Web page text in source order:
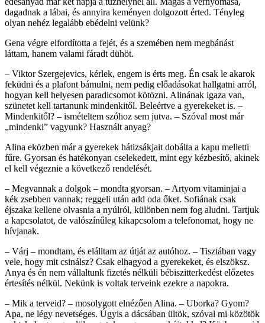
dagadnak a lábai, és annyira keményen dolgozott érted. Tényleg
olyan nehéz legalább ebédelni velünk?
Gena végre elfordította a fejét, és a szemében nem megbánást
láttam, hanem valami fáradt dühöt.
– Viktor Szergejevics, kérlek, engem is érts meg. Én csak le akarok
feküdni és a plafont bámulni, nem pedig előadásokat hallgatni arról,
hogyan kell helyesen paradicsomot kötözni. Alinának igaza van,
szünetet kell tartanunk mindenkitől. Beleértve a gyerekeket is. –
Mindenkitől? – ismételtem szóhoz sem jutva. – Szóval most már
„mindenki” vagyunk? Használt anyag?
Alina eközben már a gyerekek hátizsákjait dobálta a kapu melletti
fűre. Gyorsan és hatékonyan cselekedett, mint egy kézbesítő, akinek
el kell végeznie a következő rendelését.
– Megvannak a dolgok – mondta gyorsan. – Artyom vitaminjai a
kék zsebben vannak; reggeli után add oda őket. Sofiának csak
éjszaka kellene olvasnia a nyúlról, különben nem fog aludni. Tartjuk
a kapcsolatot, de valószínűleg kikapcsolom a telefonomat, hogy ne
hívjanak.
– Várj – mondtam, és elálltam az útját az autóhoz. – Tisztában vagy
vele, hogy mit csinálsz? Csak elhagyod a gyerekeket, és elszöksz.
Anya és én nem vállaltunk fizetés nélküli bébiszitterkedést előzetes
értesítés nélkül. Nekünk is voltak terveink ezekre a napokra.
– Mik a terveid? – mosolygott elnézően Alina. – Uborka? Gyom?
Apa, ne légy nevetséges. Úgyis a dácsában ültök, szóval mi közötök